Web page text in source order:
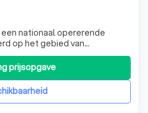
nationaal opererende
op het gebied van
& eventservices en
de juiste inzet van mens,
de ideale veiligheidsbalans
altij
prijsopgave